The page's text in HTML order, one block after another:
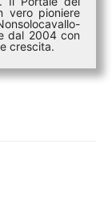
vero pioniere
dal 2004 con
crescita.